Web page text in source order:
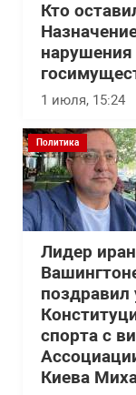
Кто
1 июля, 15:24
Политика
Лидер
спорта с
Киева